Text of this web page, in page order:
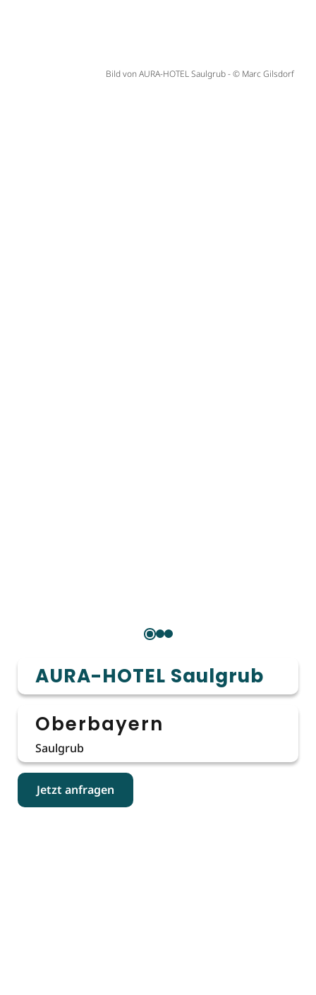
AURA-HOTEL Saulgrub
Oberbayern
Saulgrub
Jetzt anfragen
Bild von AURA-HOTEL Saulgrub - © Marc Gilsdorf